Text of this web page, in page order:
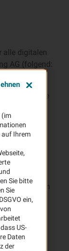
alle digitalen
AG (folgend:
www.vhv.de
das am
(European
549 (V
(im
auf Ihrem
Sie bitte
Sie
ein,
US-
Daten
der